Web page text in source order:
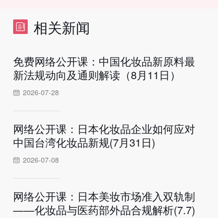
相关新闻
免费网络公开课：中国化妆品新原料最
新法规动向及通则解读（8月11日）
2026-07-28
网络公开课：日本化妆品企业如何应对
中国台湾化妆品新规(7月31日)
2026-07-08
网络公开课：日本美妆市场准入双轨制
——化妆品与医药部外品合规解析(7.7)